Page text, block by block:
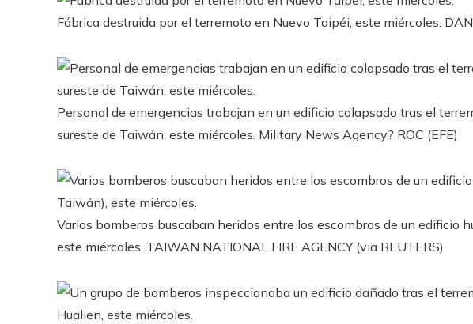
Fábrica destruida por el terremoto en Nuevo Taipéi, este miércoles.
Personal de emergencias trabajan en un edificio colapsado tras el
sureste de Taiwán, este miércoles. Military News Agency? ROC (EFE)
Varios bomberos buscaban heridos entre los escombros de un edificio
este miércoles. TAIWAN NATIONAL FIRE AGENCY (via REUTERS)